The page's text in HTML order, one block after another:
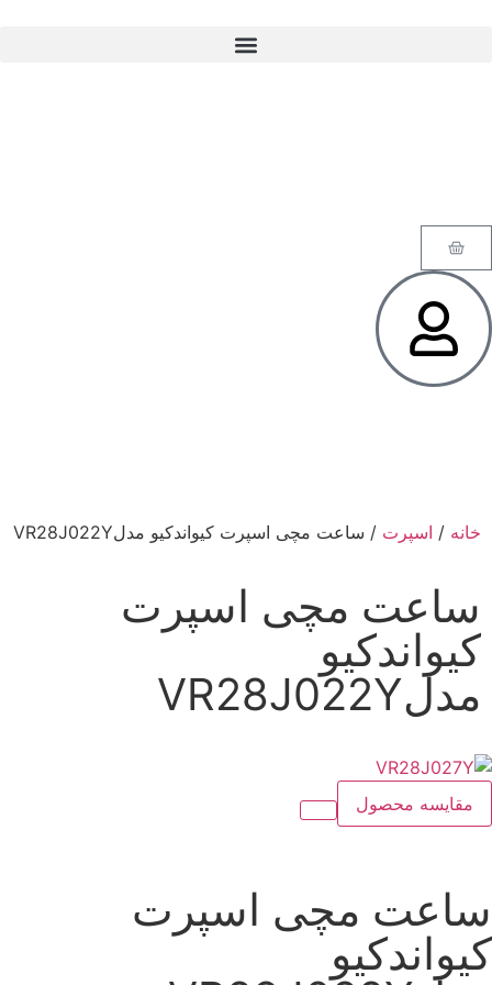
خانه / اسپرت / ساعت مچی اسپرت کیواندکیو مدلVR28J022Y
ساعت مچی اسپرت
کیواندکیو
مدلVR28J022Y
مقایسه محصول
ساعت مچی اسپرت
کیواندکیو